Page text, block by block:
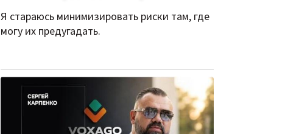
Я стараюсь минимизировать риски там, где
могу их предугадать.